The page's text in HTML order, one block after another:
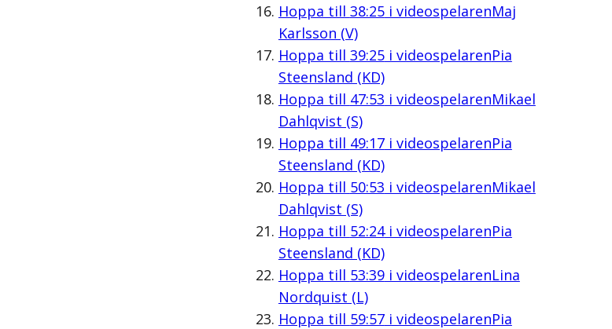
Hoppa till 38:25i videospelarenMaj
Karlsson (V)
Hoppa till 39:25i videospelarenPia
Steensland (KD)
Hoppa till 47:53 i videospelarenMikael
Dahlqvist (S)
Hoppa till 49:17i videospelarenPia
Steensland (KD)
Hoppa till 50:53 i videospelarenMikael
Dahlqvist (S)
Hoppa till 52:24i videospelarenPia
Steensland (KD)
Hoppa till 53:39i videospelarenLina
Nordquist (L)
Hoppa till 59:57i videospelarenPia